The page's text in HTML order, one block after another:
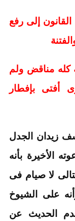
إلى رفع
كله مناقض ولم
أفتى بإفطار
زيدان الجدل
الأخيرة بأنه
لا صيام فى
على الشيوخ
الحديث عن